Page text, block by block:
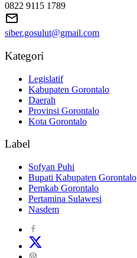
0822 9115 1789
siber.gosulut@gmail.com
Kategori
Legislatif
Kabupaten Gorontalo
Daerah
Provinsi Gorontalo
Kota Gorontalo
Label
Sofyan Puhi
Bupati Kabupaten Gorontalo
Pemkab Gorontalo
Pertamina Sulawesi
Nasdem